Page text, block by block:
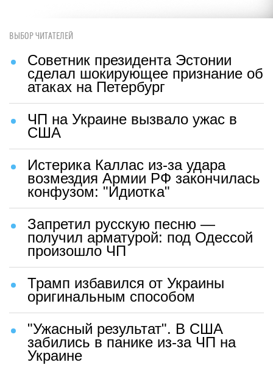
ВЫБОР ЧИТАТЕЛЕЙ
Советник президента Эстонии
сделал шокирующее признание об
атаках на Петербург
ЧП на Украине вызвало ужас в
США
Истерика Каллас из-за удара
возмездия Армии РФ закончилась
конфузом: "Идиотка"
Запретил русскую песню —
получил арматурой: под Одессой
произошло ЧП
Трамп избавился от Украины
оригинальным способом
"Ужасный результат". В США
забились в панике из-за ЧП на
Украине